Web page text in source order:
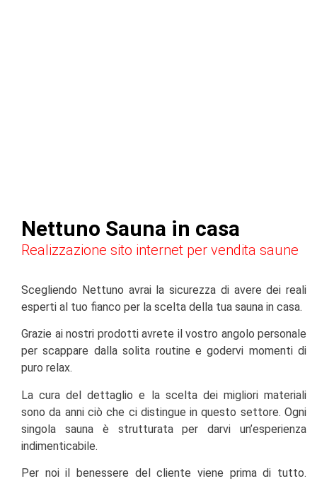
Nettuno Sauna in casa
Realizzazione sito internet per vendita saune
Scegliendo Nettuno avrai la sicurezza di avere dei reali
esperti al tuo fianco per la scelta della tua sauna in casa.
Grazie ai nostri prodotti avrete il vostro angolo personale
per scappare dalla solita routine e godervi momenti di
puro relax.
La cura del dettaglio e la scelta dei migliori materiali
sono da anni ciò che ci distingue in questo settore. Ogni
singola sauna è strutturata per darvi un’esperienza
indimenticabile.
Per noi il benessere del cliente viene prima di tutto.